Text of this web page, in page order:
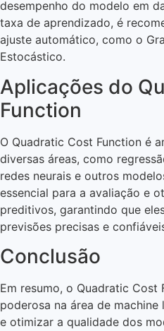
desempenho do modelo em
taxa de aprendizado, é
ajuste automático, como o
Estocástico.
Aplicações do
Function
O Quadratic Cost Function é
diversas áreas, como
redes neurais e outros
essencial para a avaliação e
preditivos, garantindo que
previsões precisas e
Conclusão
Em resumo, o Quadratic Cost
poderosa na área de
e otimizar a qualidade dos